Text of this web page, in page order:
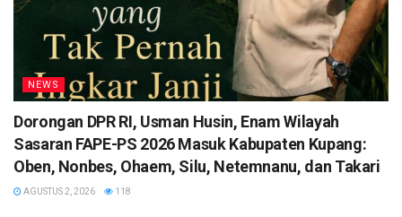
NEWS
Dorongan DPR RI, Usman Husin, Enam Wilayah
Sasaran FAPE-PS 2026 Masuk Kabupaten Kupang:
Oben, Nonbes, Ohaem, Silu, Netemnanu, dan Takari
AGUSTUS 2, 2026 118